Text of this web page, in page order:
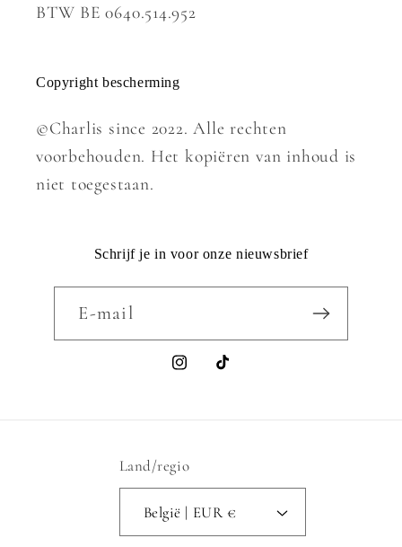
BTW BE 0640.514.952
Copyright bescherming
©Charlis since 2022. Alle rechten
voorbehouden. Het kopiëren van inhoud is
niet toegestaan.
Schrijf je in voor onze nieuwsbrief
E‑mail
InstagramTikTok
Land/regio
België | EUR €